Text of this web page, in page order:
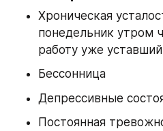
Хроническая
понедельник утром
работу уже уставший
Бессонница
Депрессивные
Постоянная